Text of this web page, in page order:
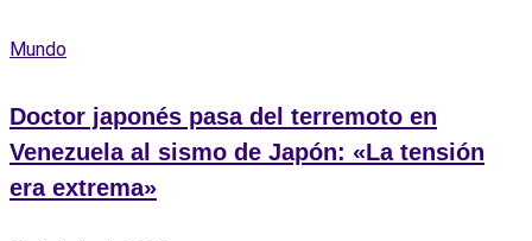
Mundo
Doctor japonés pasa del terremoto en
Venezuela al sismo de Japón: «La tensión
era extrema»